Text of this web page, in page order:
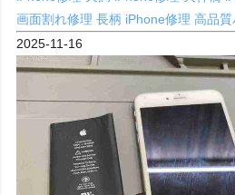
画面割れ修理長柄 iPhone修理高品質
2025-11-16